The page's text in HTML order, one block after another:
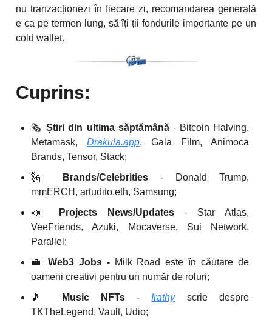
nu tranzacționezi în fiecare zi, recomandarea generală
e ca pe termen lung, să îți ții fondurile importante pe un
cold wallet.
Cuprins:
🗞️ Știri din ultima săptămână - Bitcoin Halving,
Metamask, Drakula.app, Gala Film, Animoca
Brands, Tensor, Stack;
🗽
Brands/Celebrities - Donald Trump,
mmERCH, artudito.eth, Samsung;
📣
Projects News/Updates- Star Atlas,
VeeFriends, Azuki, Mocaverse, Sui Network,
Parallel;
💼
Web3 Jobs - Milk Road este în căutare de
oameni creativi pentru un număr de roluri;
🎵
Music NFTs- Irathyscrie despre
TKTheLegend, Vault, Udio;